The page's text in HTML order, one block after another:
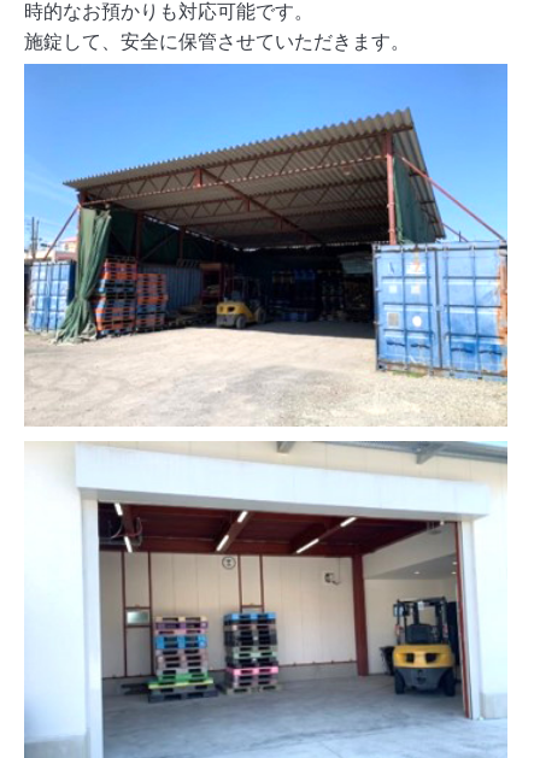
時的なお預かりも対応可能です。
施錠して、安全に保管させていただきます。